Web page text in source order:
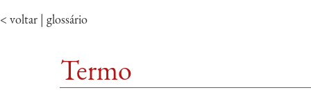
< voltar | glossário
Termo